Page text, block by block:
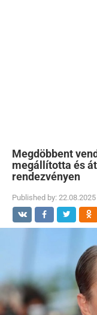
Megdöbbent
megállította és
rendezvényen
Published by: 22.08.2025